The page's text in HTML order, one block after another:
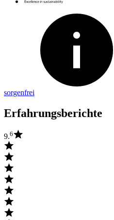
sorgenfrei
Erfahrungsberichte
9.6